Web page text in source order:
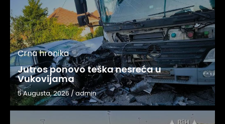
Crna hronika
Jutros ponovo teška nesreća u
Vukovijama
5 Augusta, 2026/admin